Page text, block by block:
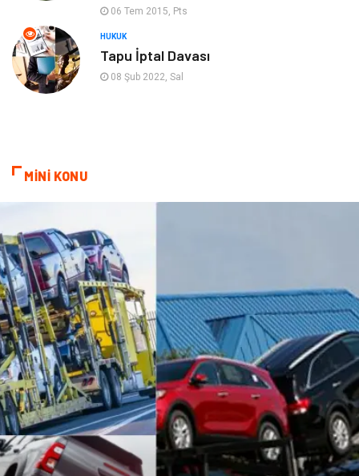
Cruise
Güzellik
06 Tem 2015, Pts
HUKUK
Tapu İptal Davası
08 Şub 2022, Sal
MİNİ KONU